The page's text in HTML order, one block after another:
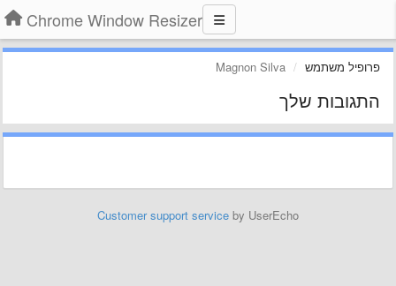
Chrome Window Resizer
פרופיל משתמש Magnon Silva
התגובות שלך
Customer support service by UserEcho